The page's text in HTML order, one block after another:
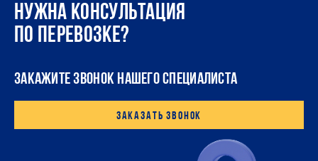
Нужна консультация
по перевозке?
ЗАКАЖИТЕ ЗВОНОК НАШЕГО СПЕЦИАЛИСТА
Заказать звонок